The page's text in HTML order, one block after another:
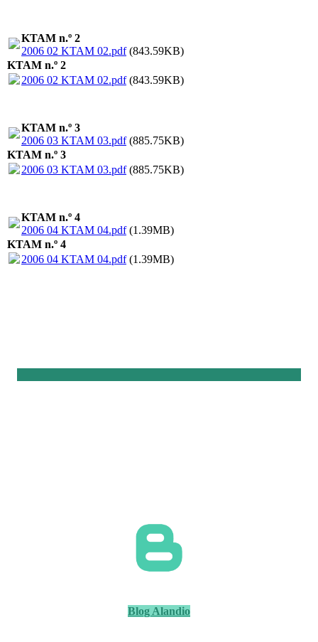
KTAM n.º 2
2006 02 KTAM 02.pdf(843.59KB)
KTAM n.º 2
2006 02 KTAM 02.pdf(843.59KB)
KTAM n.º 3
2006 03 KTAM 03.pdf(885.75KB)
KTAM n.º 3
2006 03 KTAM 03.pdf(885.75KB)
KTAM n.º 4
2006 04 KTAM 04.pdf(1.39MB)
KTAM n.º 4
2006 04 KTAM 04.pdf(1.39MB)
Blog Alandio